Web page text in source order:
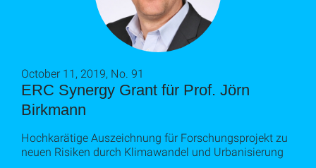
ERC Synergy Grant für Prof. Jörn
Birkmann
October 11, 2019, No. 91
Hochkarätige Auszeichnung für Forschungsprojekt zu
neuen Risiken durch Klimawandel und Urbanisierung